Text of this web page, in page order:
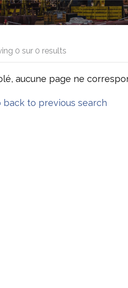
0sur 0 results
aucune page ne
back to previous search